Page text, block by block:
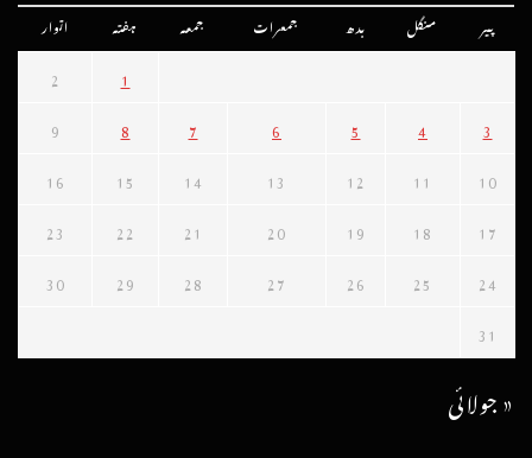
پیر منگل بدھ جمعرات جمعہ ہفتہ اتوار
1
2
3
4
5
6
7
8
9
10
11
12
13
14
15
16
17
18
19
20
21
22
23
24
25
26
27
28
29
30
31
« جولائی